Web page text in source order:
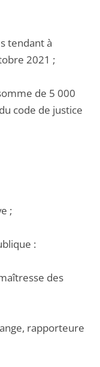
tendant à
2021 ;
de 5 000
code de justice
;
:
des
rapporteure